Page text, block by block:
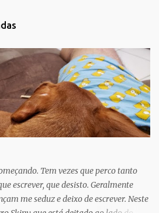
Tem vezes que perco tanto
escrever, que desisto. Geralmente
me seduz e deixo de escrever. Neste